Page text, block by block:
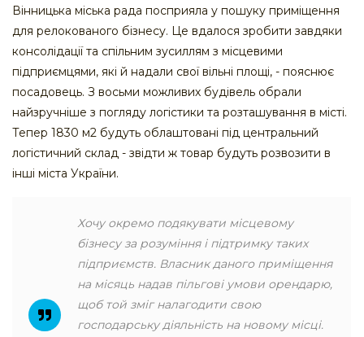
Вінницька міська рада посприяла у пошуку приміщення
для релокованого бізнесу. Це вдалося зробити завдяки
консолідації та спільним зусиллям з місцевими
підприємцями, які й надали свої вільні площі, - пояснює
посадовець. З восьми можливих будівель обрали
найзручніше з погляду логістики та розташування в місті.
Тепер 1830 м2 будуть облаштовані під центральний
логістичний склад - звідти ж товар будуть розвозити в
інші міста України.
Хочу окремо подякувати місцевому
бізнесу за розуміння і підтримку таких
підприємств. Власник даного приміщення
на місяць надав пільгові умови орендарю,
щоб той зміг налагодити свою
господарську діяльність на новому місці.